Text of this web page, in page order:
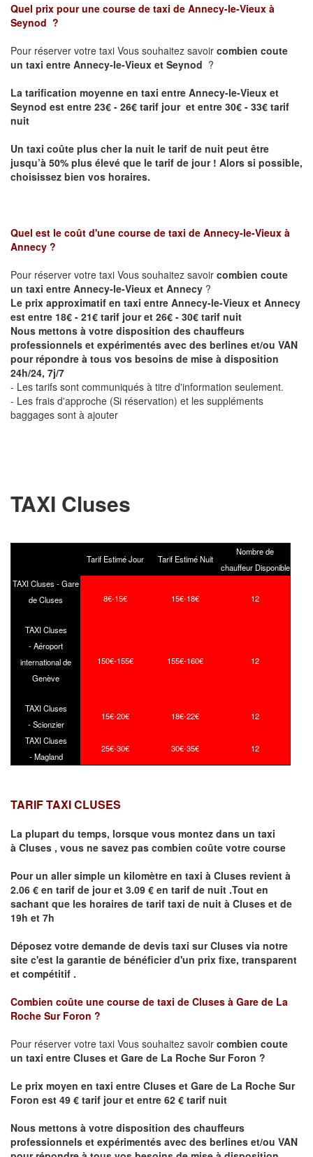
Quel prix pour une course de taxi de Annecy-le-Vieux à
Seynod ?
Pour réserver votre taxi Vous souhaitez savoir combien coute
un taxi entre Annecy-le-Vieux et Seynod ?
La tarification moyenne en taxi entre Annecy-le-Vieux et
Seynod est entre 23€ - 26€ tarif jour et entre 30€ - 33€ tarif
nuit
Un taxi coûte plus cher la nuit le tarif de nuit peut être
jusqu’à 50% plus élevé que le tarif de jour ! Alors si possible,
choisissez bien vos horaires.
Quel est le coût d'une course de taxi de Annecy-le-Vieux à
Annecy ?
Pour réserver votre taxi Vous souhaitez savoir combien coute
un taxi entre Annecy-le-Vieux et Annecy ?
Le prix approximatif en taxi entre Annecy-le-Vieux et Annecy
est entre 18€ - 21€ tarif jour et 26€ - 30€ tarif nuit
Nous mettons à votre disposition des chauffeurs
professionnels et expérimentés avec des berlines et/ou VAN
pour répondre à tous vos besoins de mise à disposition
24h/24, 7j/7
- Les tarifs sont communiqués à titre d'information seulement.
- Les frais d'approche (Si réservation) et les suppléments
baggages sont à ajouter
TAXI Cluses
Tarif Estimé Jour Tarif Estimé Nuit
Nombre de
chauffeur Disponible
TAXI Cluses - Gare
de Cluses
8€-15€ 15€-18€ 12
TAXI Cluses
- Aéroport
international de
Genève
150€-155€ 155€-160€ 12
TAXI Cluses
- Scionzier
15€-20€ 18€-22€ 12
TAXI Cluses
- Magland
25€-30€ 30€-35€ 12
TARIF TAXI CLUSES
La plupart du temps, lorsque vous montez dans un taxi
à Cluses , vous ne savez pas combien coûte votre course
Pour un aller simple un kilomètre en taxi à Cluses revient à
2.06 € en tarif de jour et 3.09 € en tarif de nuit .Tout en
sachant que les horaires de tarif taxi de nuit à Cluses et de
19h et 7h
Déposez votre demande de devis taxi surCluses via notre
site c'est la garantie de bénéficier d'un prix fixe, transparent
et compétitif .
Combien coûte une course de taxi de Cluses à Gare de La
Roche Sur Foron ?
Pour réserver votre taxi Vous souhaitez savoir combien coute
un taxi entre Cluses et Gare de La Roche Sur Foron ?
Le prix moyen en taxi entre Cluses et Gare de La Roche Sur
Foron est 49 € tarif jour et entre 62 € tarif nuit
Nous mettons à votre disposition des chauffeurs
professionnels et expérimentés avec des berlines et/ou VAN